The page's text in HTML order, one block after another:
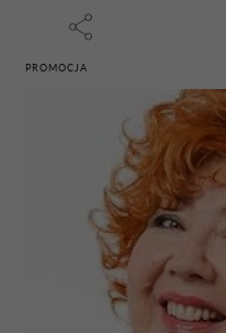
PROMOCJA